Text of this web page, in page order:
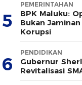
5
PEMERINTAHAN
BPK Maluku:
Bukan
Korupsi
6
PENDIDIKAN
Gubernur
Revitalisasi